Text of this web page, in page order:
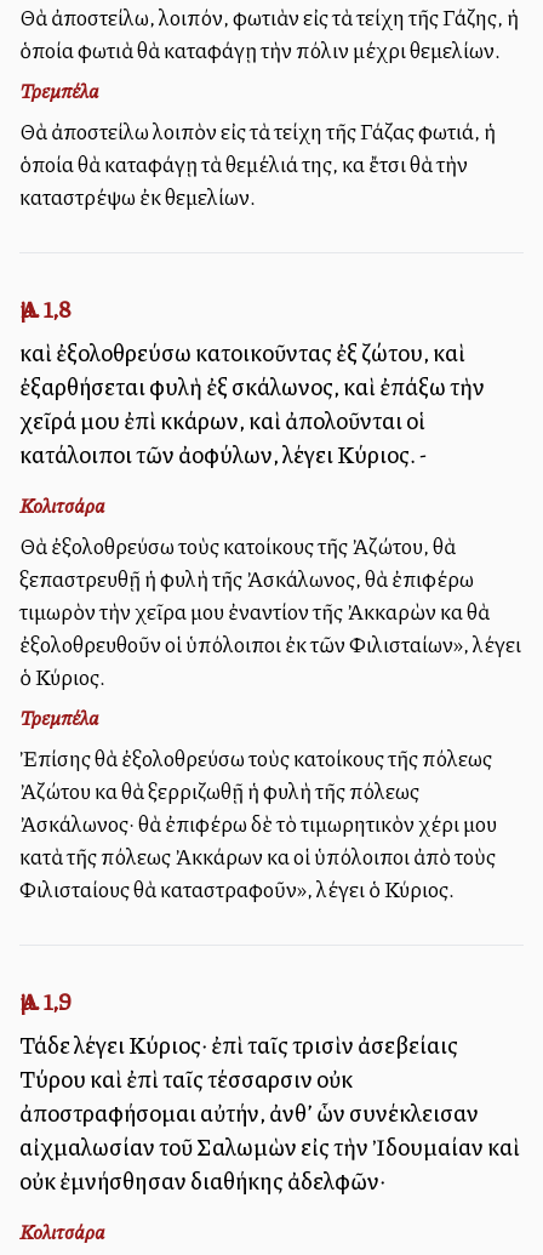
Θὰ ἀποστείλω, λοιπόν, φωτιὰν εἰς τὰ τείχη τῆς Γάζης, ἡ
ὁποία φωτιὰ θὰ καταφάγῃ τὴν πόλιν μέχρι θεμελίων.
Τρεμπέλα
Θὰ ἀποστείλω λοιπὸν εἰς τὰ τείχη τῆς Γάζας φωτιά, ἡ
ὁποία θὰ καταφάγῃ τὰ θεμέλιά της, καὶ ἔτσι θὰ τὴν
καταστρέψω ἐκ θεμελίων.
Ἀμ. 1,8
καὶ ἐξολοθρεύσω κατοικοῦντας ἐξ Ἀζώτου, καὶ
ἐξαρθήσεται φυλὴ ἐξ Ἀσκάλωνος, καὶ ἐπάξω τὴν
χεῖρά μου ἐπὶ Ἀκκάρων, καὶ ἀπολοῦνται οἱ
κατάλοιποι τῶν ἀλλοφύλων, λέγει Κύριος. -
Κολιτσάρα
Θὰ ἐξολοθρεύσω τοὺς κατοίκους τῆς Ἀζώτου, θὰ
ξεπαστρευθῇ ἡ φυλὴ τῆς Ἀσκάλωνος, θὰ ἐπιφέρω
τιμωρὸν τὴν χεῖρα μου ἐναντίον τῆς Ἀκκαρὼν καὶ θὰ
ἐξολοθρευθοῦν οἱ ὑπόλοιποι ἐκ τῶν Φιλισταίων», λέγει
ὁ Κύριος.
Τρεμπέλα
Ἐπίσης θὰ ἐξολοθρεύσω τοὺς κατοίκους τῆς πόλεως
Ἀζώτου καὶ θὰ ξερριζωθῇ ἡ φυλὴ τῆς πόλεως
Ἀσκάλωνος· θὰ ἐπιφέρω δὲ τὸ τιμωρητικὸν χέρι μου
κατὰ τῆς πόλεως Ἀκκάρων καὶ οἱ ὑπόλοιποι ἀπὸ τοὺς
Φιλισταίους θὰ καταστραφοῦν», λέγει ὁ Κύριος.
Ἀμ. 1,9
Τάδε λέγει Κύριος· ἐπὶ ταῖς τρισὶν ἀσεβείαις
Τύρου καὶ ἐπὶ ταῖς τέσσαρσιν οὐκ
ἀποστραφήσομαι αὐτήν, ἀνθ’ ὧν συνέκλεισαν
αἰχμαλωσίαν τοῦ Σαλωμὼν εἰς τὴν Ἰδουμαίαν καὶ
οὐκ ἐμνήσθησαν διαθήκης ἀδελφῶν·
Κολιτσάρα